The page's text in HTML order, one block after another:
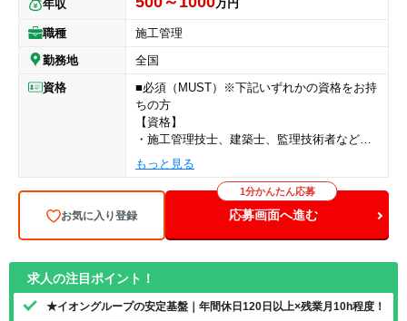
年収 万円
職種
施工管理
勤務地
全国
資格
■必須（MUST）※下記いずれかの資格をお持
ちの方
【資格】
・施工管理技士、建築士、監理技術者などの
いずれかの資格保有者
■歓迎（WANT）※必須ではありません
【資格】
・二級建築士
・1級電気通信工事施工管理技士
・2級電気通信工事施工管理技士
・1級建築施工管理技士
・2級建築施工管理技士
もっと見る
お気に入り登録 応募画面へ進む
1分かんたん応募
求人の注目ポイント！
★イオングループの安定基盤｜年間休日120日以上×残業月10h程度！